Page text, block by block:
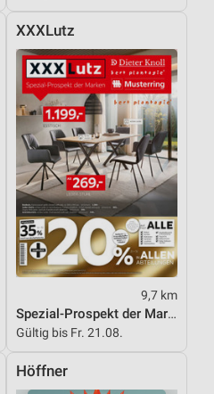
XXXLutz
9,7 km
Spezial-Prospekt der Marken
Gültig bis Fr. 21.08.
Höffner